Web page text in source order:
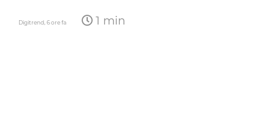
Digitrend,6 ore fa 1 min